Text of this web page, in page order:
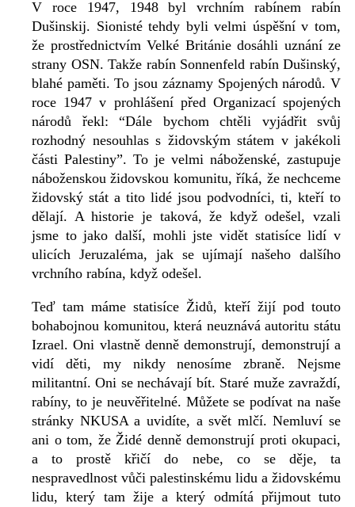
V roce 1947, 1948 byl vrchním rabínem rabín
Dušinskij. Sionisté tehdy byli velmi úspěšní v tom,
že prostřednictvím Velké Británie dosáhli uznání ze
strany OSN. Takže rabín Sonnenfeld rabín Dušinský,
blahé paměti. To jsou záznamy Spojených národů. V
roce 1947 v prohlášení před Organizací spojených
národů řekl: “Dále bychom chtěli vyjádřit svůj
rozhodný nesouhlas s židovským státem v jakékoli
části Palestiny”. To je velmi náboženské, zastupuje
náboženskou židovskou komunitu, říká, že nechceme
židovský stát a tito lidé jsou podvodníci, ti, kteří to
dělají. A historie je taková, že když odešel, vzali
jsme to jako další, mohli jste vidět statisíce lidí v
ulicích Jeruzaléma, jak se ujímají našeho dalšího
vrchního rabína, když odešel.
Teď tam máme statisíce Židů, kteří žijí pod touto
bohabojnou komunitou, která neuznává autoritu státu
Izrael. Oni vlastně denně demonstrují, demonstrují a
vidí děti, my nikdy nenosíme zbraně. Nejsme
militantní. Oni se nechávají bít. Staré muže zavraždí,
rabíny, to je neuvěřitelné. Můžete se podívat na naše
stránky NKUSA a uvidíte, a svět mlčí. Nemluví se
ani o tom, že Židé denně demonstrují proti okupaci,
a to prostě křičí do nebe, co se děje, ta
nespravedlnost vůči palestinskému lidu a židovskému
lidu, který tam žije a který odmítá přijmout tuto